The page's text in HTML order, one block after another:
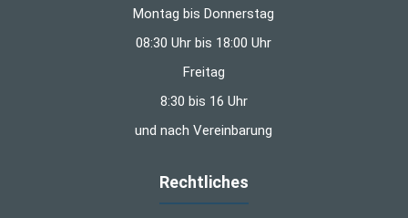
Montag bis Donnerstag
08:30 Uhr bis 18:00 Uhr
Freitag
8:30 bis 16 Uhr
und nach Vereinbarung
Rechtliches